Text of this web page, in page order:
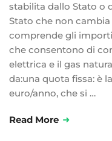
stabilita dallo Stato o
Stato che non
comprende gli
che consentono di
elettrica e il gas
da:una quota fissa: è
euro/anno, che si …
Read More